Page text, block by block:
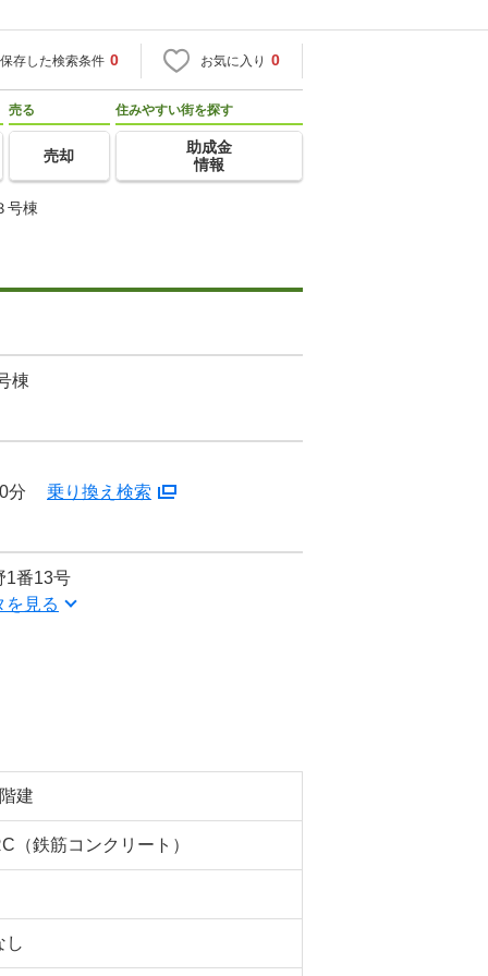
保存した検索条件 0 お気に入り 0
売る
売却
住みやすい街を探す
助成金
情報
号棟
棟
分 乗り換え検索
1番13号
を見る
建
（鉄筋コンクリート）
し